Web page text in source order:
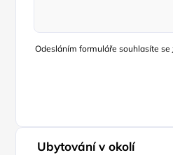
Odesláním formuláře souhlasíte se
Ubytování v okolí